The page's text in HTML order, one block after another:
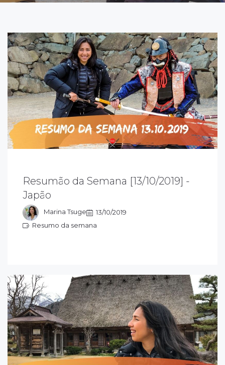
Resumão da Semana [13/10/2019] -
Japão
Marina Tsuge
13/10/2019
Resumo da semana
da semana 13/10/2019 sobre o
acompanhe as novidades que rolaram
semana e fique ligado em tudo que
sobre o Japão